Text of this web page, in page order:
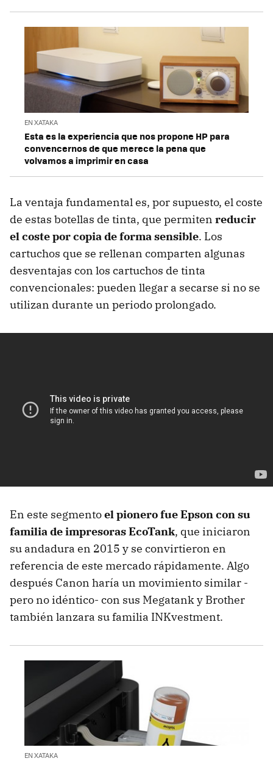
EN XATAKA
Esta es la experiencia que nos propone HP para
convencernos de que merece la pena que
volvamos a imprimir en casa
La ventaja fundamental es, por supuesto, el coste
de estas botellas de tinta, que permiten reducir
el coste por copia de forma sensible. Los
cartuchos que se rellenan comparten algunas
desventajas con los cartuchos de tinta
convencionales: pueden llegar a secarse si no se
utilizan durante un periodo prolongado.
En este segmentoel pionero fue Epson con su
familia de impresoras EcoTank, que iniciaron
su andadura en 2015 y se convirtieron en
referencia de este mercado rápidamente. Algo
después Canon haría un movimiento similar -
pero no idéntico- con sus Megatank y Brother
también lanzara su familia INKvestment.
EN XATAKA